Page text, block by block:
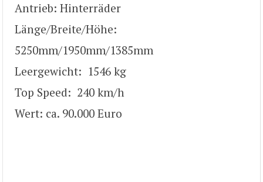
Antrieb: Hinterräder
Länge/Breite/Höhe:
5250mm/1950mm/1385mm
Leergewicht: 1546 kg
Top Speed: 240 km/h
Wert: ca. 90.000 Euro